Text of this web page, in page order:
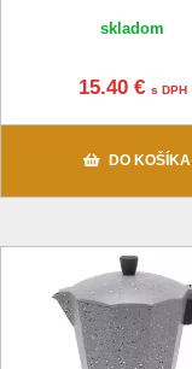
skladom
15.40 € s DPH
DO KOŠÍKA